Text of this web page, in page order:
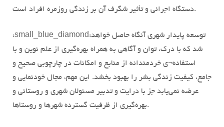
دستگاه اجرائی و تأثیر شگرف آن بر زندگی روزمره افراد است.
:small_blue_diamond:توسعه پایدار شهری آنگاه حاصل خواهد
شد که با درک، توان و آگاهی به همراه بهره‌گیری از علم نوین و با
استفاده¬‌ی خردمندانه از منابع و امکانات در چارچوبی صحیح و
جامع، کیفیت زندگی بشر را بهبود بخشد. این مهم، مجال خودنمایی و
عرضه نمی‌یابد جز با درایت و تدبیر مسئولان شهری و روستائی و
بهره‌گیری از ظرفیت گسترده شهر‌ها و روستاها.